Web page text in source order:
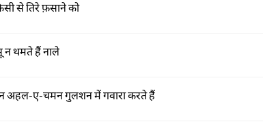
से तिरे फ़साने को
थमते हैं नाले
अहल-ए-चमन गुलशन में गवारा करते हैं